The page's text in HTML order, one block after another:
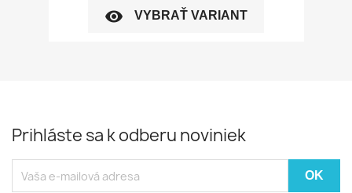
visibility VYBRAŤ VARIANT
Prihláste sa k odberu noviniek